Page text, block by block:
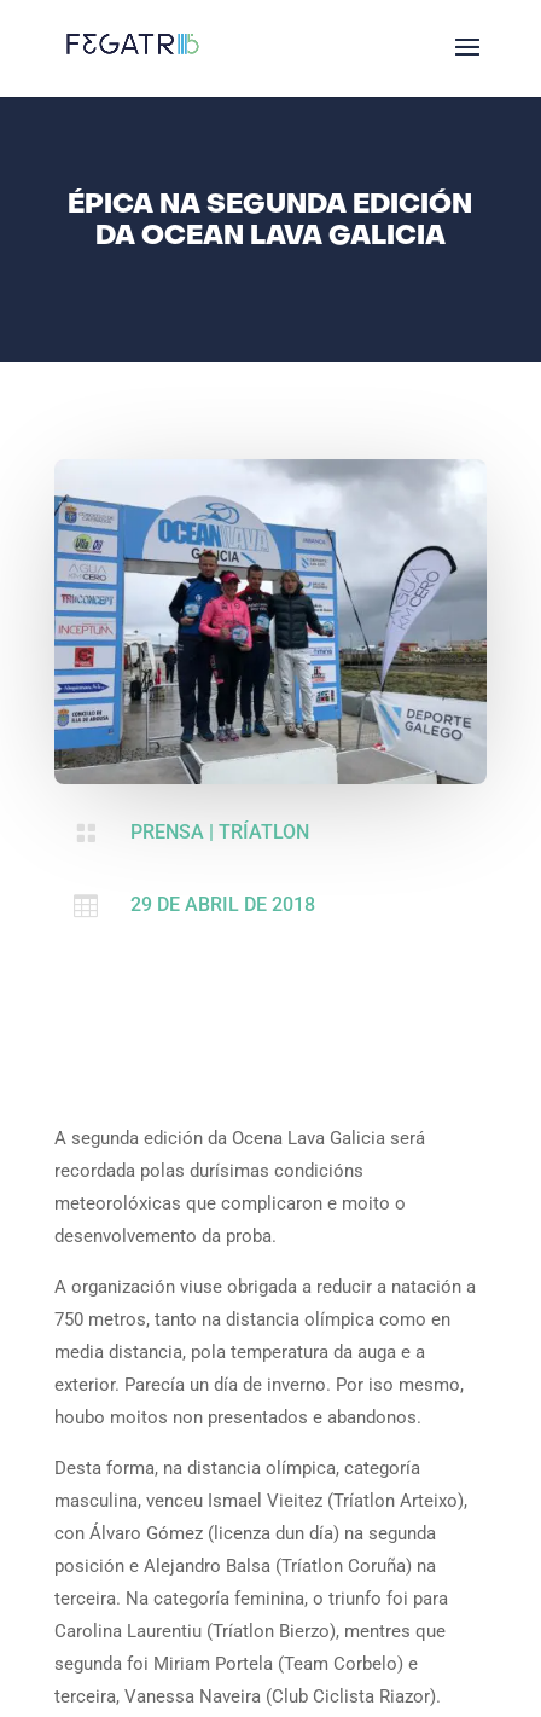
ÉPICA NA SEGUNDA EDICIÓN
DA OCEAN LAVA GALICIA
 PRENSA | TRÍATLON
 29 DE ABRIL DE 2018
A segunda edición da Ocena Lava Galicia será
recordada polas durísimas condicións
meteorolóxicas que complicaron e moito o
desenvolvemento da proba.
A organización viuse obrigada a reducir a natación a
750 metros, tanto na distancia olímpica como en
media distancia, pola temperatura da auga e a
exterior. Parecía un día de inverno. Por iso mesmo,
houbo moitos non presentados e abandonos.
Desta forma, na distancia olímpica, categoría
masculina, venceu Ismael Vieitez (Tríatlon Arteixo),
con Álvaro Gómez (licenza dun día) na segunda
posición e Alejandro Balsa (Tríatlon Coruña) na
terceira. Na categoría feminina, o triunfo foi para
Carolina Laurentiu (Tríatlon Bierzo), mentres que
segunda foi Miriam Portela (Team Corbelo) e
terceira, Vanessa Naveira (Club Ciclista Riazor).